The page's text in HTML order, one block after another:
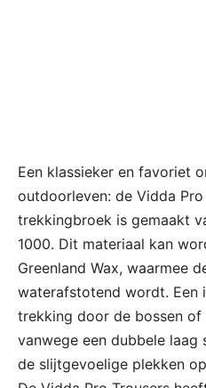
Een klassieker en favoriet
outdoorleven: de Vidda
trekkingbroek is gemaakt
1000. Dit materiaal kan
Greenland Wax, waarmee
waterafstotend wordt. Een
trekking door de bossen of
vanwege een dubbele
de slijtgevoelige plekken